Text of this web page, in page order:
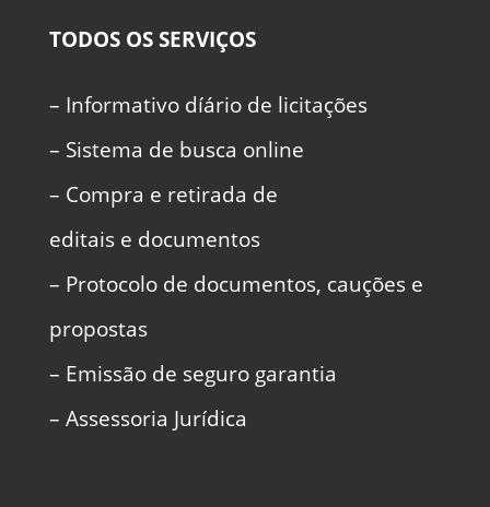
TODOS OS SERVIÇOS
– Informativo díário de licitações
– Sistema de busca online
– Compra e retirada de
editais e documentos
– Protocolo de documentos, cauções e
propostas
– Emissão de seguro garantia
– Assessoria Jurídica